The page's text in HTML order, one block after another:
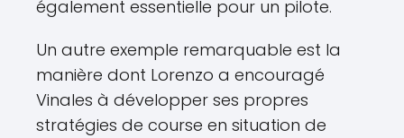
également essentielle pour un pilote.
Un autre exemple remarquable est la
manière dont Lorenzo a encouragé
Vinales à développer ses propres
stratégies de course en situation de